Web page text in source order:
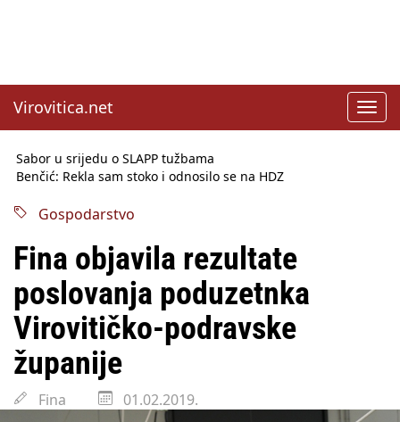
Virovitica.net
Sabor u srijedu o SLAPP tužbama
Benčić: Rekla sam stoko i odnosilo se na HDZ
godine
Sindikati traže zaštitu plaća od inflacije, Ćorić pregovore
najavio za jesen
Državni tajnik Rukavina: Hrvatska ima 3,6 milijuna birača
HŽ Infrastruktura: Nesreće na željezničkim prijelazima
prepolovljene
Državni inspektorat opozvao Barebells pločicu - soft protein
bar Coco Choco
Gospodarstvo
Fina objavila rezultate
poslovanja poduzetnka
Virovitičko-podravske
županije
Fina 01.02.2019.